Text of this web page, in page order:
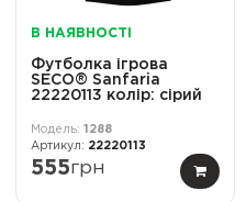
В НАЯВНОСТІ
Футболка ігрова
SECO® Sanfaria
22220113 колір: сірий
1288
22220113
555грн